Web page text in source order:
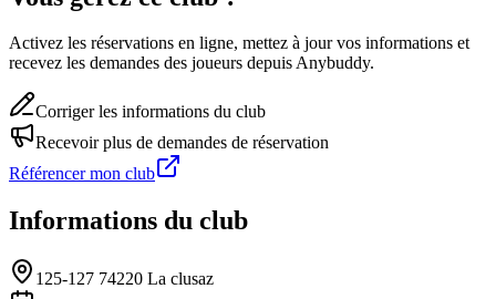
Activez les réservations en ligne, mettez à jour vos informations et
recevez les demandes des joueurs depuis Anybuddy.
Corriger les informations du club
Recevoir plus de demandes de réservation
Référencer mon club
Informations du club
125-127 74220 La clusaz